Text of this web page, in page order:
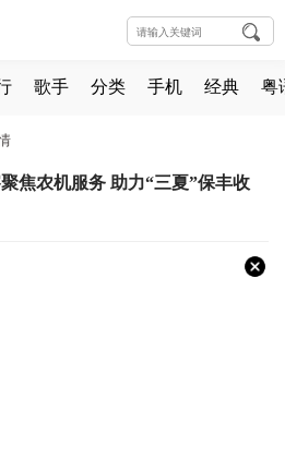
歌手 分类 手机 经典 粤
焦农机服务 助力“三夏”保丰收